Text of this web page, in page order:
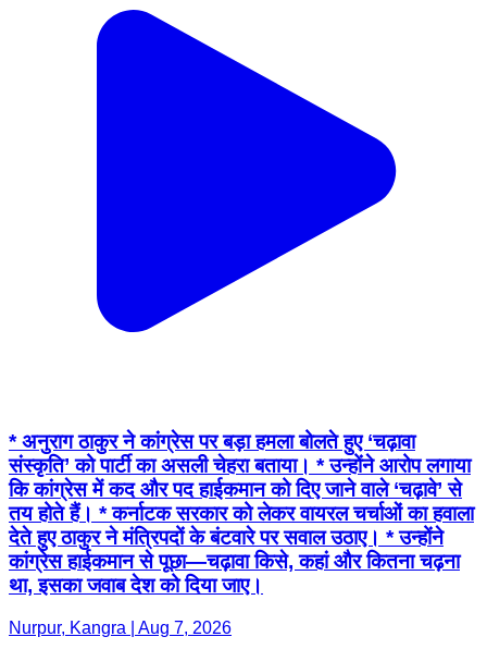
* अनुराग ठाकुर ने कांग्रेस पर बड़ा हमला बोलते हुए ‘चढ़ावा
संस्कृति’ को पार्टी का असली चेहरा बताया। * उन्होंने आरोप लगाया
कि कांग्रेस में कद और पद हाईकमान को दिए जाने वाले ‘चढ़ावे’ से
तय होते हैं। * कर्नाटक सरकार को लेकर वायरल चर्चाओं का हवाला
देते हुए ठाकुर ने मंत्रिपदों के बंटवारे पर सवाल उठाए। * उन्होंने
कांग्रेस हाईकमान से पूछा—चढ़ावा किसे, कहां और कितना चढ़ना
था, इसका जवाब देश को दिया जाए।
Nurpur, Kangra | Aug 7, 2026